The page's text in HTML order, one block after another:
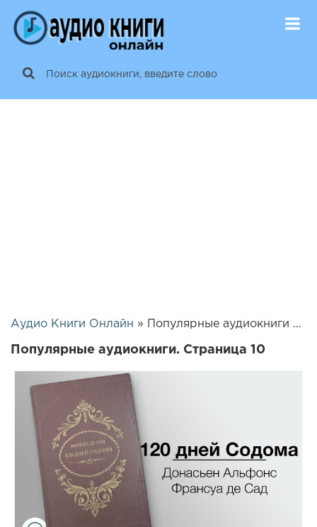
Аудио Книги Онлайн » Популярные аудиокниги » Страница 10
Популярные аудиокниги. Страница 10